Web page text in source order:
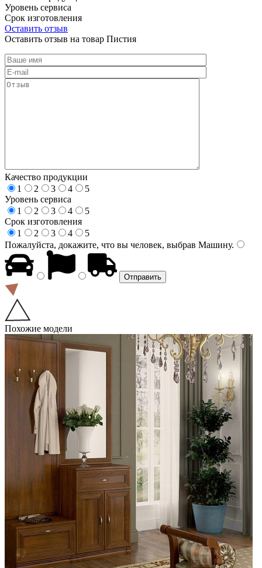
Уровень сервиса
Срок изготовления
Оставить отзыв
Оставить отзыв на товар Пистия
Качество продукции
1
2 3 4
5
Уровень сервиса
1
2 3 4
5
Срок изготовления
1
2 3 4
5
Пожалуйста, докажите, что вы человек, выбрав Машину.
Похожие модели